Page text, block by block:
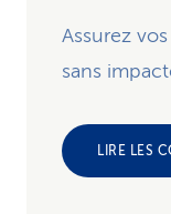
Assurez
sans
LIRE LES